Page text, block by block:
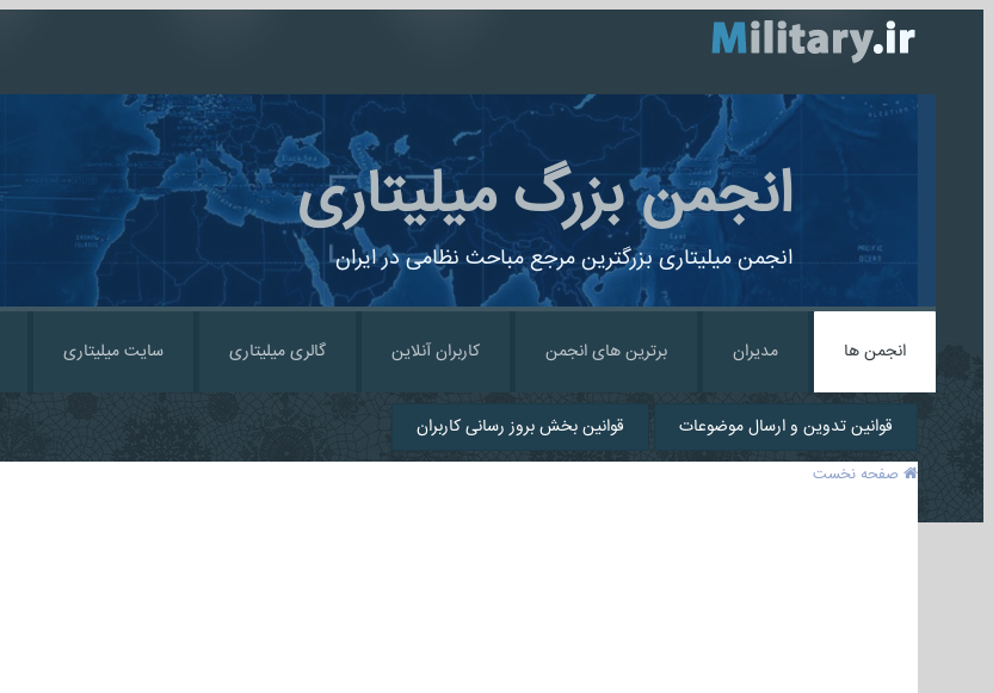
انجمن بزرگ میلیتاری
انجمن میلیتاری بزرگترین مرجع مباحث نظامی در ایران
انجمن ها مدیران برترین های انجمن کاربران آنلاین گالری میلیتاری سایت میلیتاری
قوانین تدوین و ارسال موضوعات قوانین بخش بروز رسانی کاربران
صفحه نخست